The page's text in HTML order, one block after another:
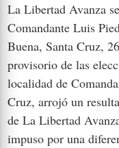
La Libertad Avanza
Comandante Luis
Buena, Santa Cruz,
provisorio de las
localidad de
Cruz, arrojó un
de La Libertad
impuso por una